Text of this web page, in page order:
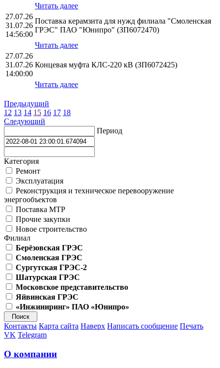
Читать далее
27.07.26
31.07.26
14:56:00
Поставка керамзита для нужд филиала "Смоленская
ГРЭС" ПАО "Юнипро" (ЗП6072470)
Читать далее
27.07.26
31.07.26
14:00:00
Концевая муфта КЛС-220 кВ (ЗП6072425)
Читать далее
Предыдущий
12 13 14 15 16 17 18
Следующий
Период
Категория
Ремонт
Эксплуатация
Реконструкция и техническое перевооружение
энергообъектов
Поставка МТР
Прочие закупки
Новое строительство
Филиал
Берёзовская ГРЭС
Смоленская ГРЭС
Сургутская ГРЭС-2
Шатурская ГРЭС
Московское представительство
Яйвинская ГРЭС
«Инжиниринг» ПАО «Юнипро»
Контакты Карта сайта Наверх Написать сообщение Печать
VK Telegram
О компании